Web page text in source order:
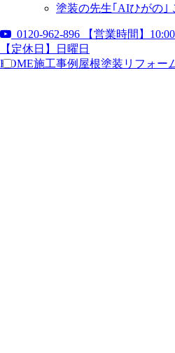
塗装の先生｢AIひがの｣
0120-962-896
【営業時間】
【定休日】日曜日
HOME施工事例 屋根塗装リフォー